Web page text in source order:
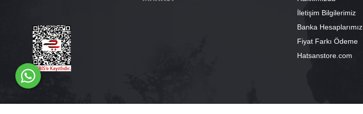
İletişim Bilgilerimiz
Banka Hesaplarımız
Fiyat Farkı Ödeme
Hatsanstore.com